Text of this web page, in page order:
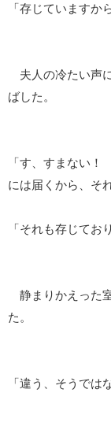
「存じていますか
夫人の冷たい声
ばした。
「す、すまない
には届くから、そ
「それも存じてお
静まりかえった
た。
「違う、そうでは